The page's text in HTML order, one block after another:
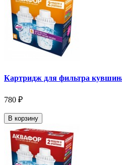
Картридж для фильтра
780 ₽
В корзину